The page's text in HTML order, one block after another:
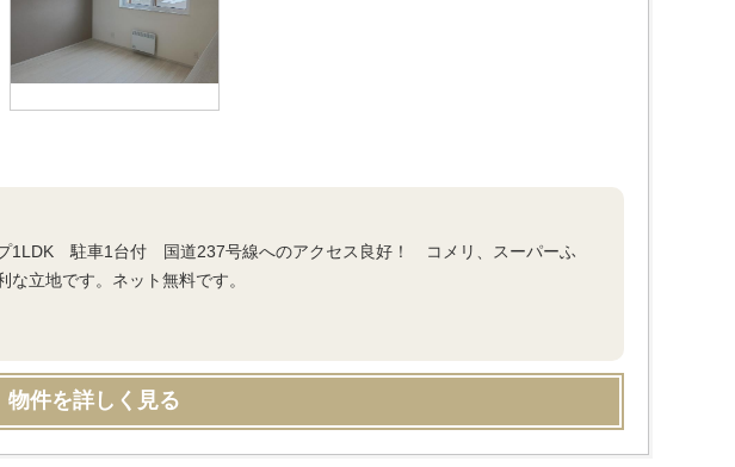
1LDK 駐車1台付 国道237号線へのアクセス良好！ コメリ、スーパーふ
な立地です。ネット無料です。
物件を詳しく見る